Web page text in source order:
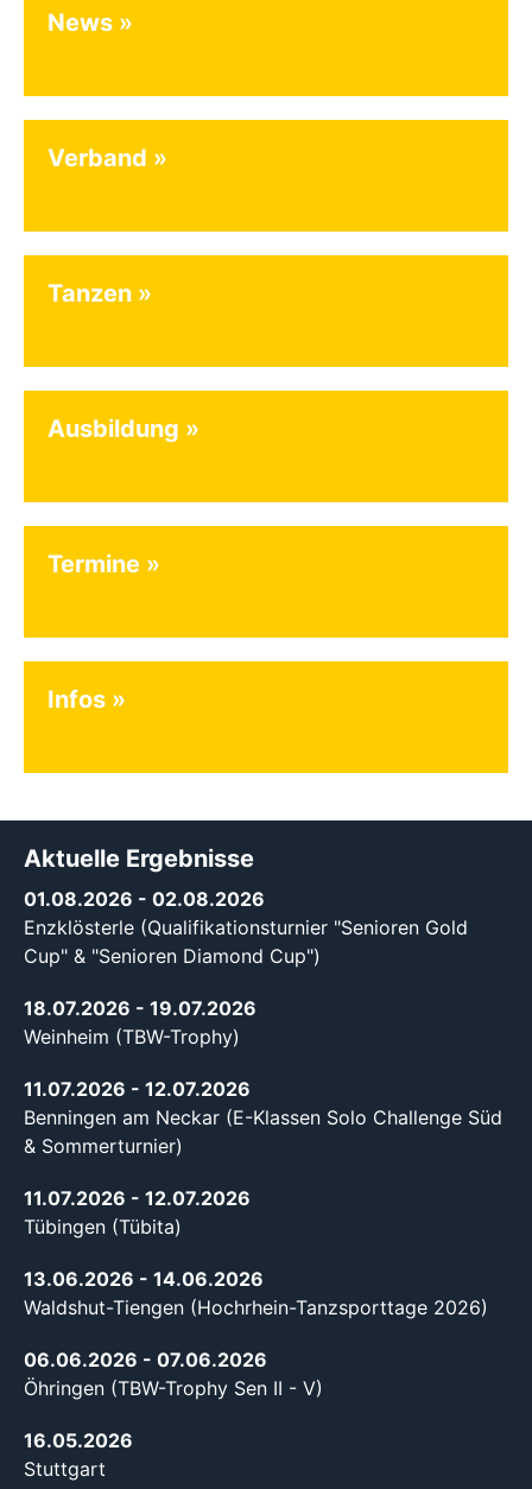
News
Verband
Tanzen
Ausbildung
Termine
Infos
Aktuelle Ergebnisse
01.08.2026 - 02.08.2026
Enzklösterle (Qualifikationsturnier "Senioren Gold
Cup" & "Senioren Diamond Cup")
18.07.2026 - 19.07.2026
Weinheim (TBW-Trophy)
11.07.2026 - 12.07.2026
Benningen am Neckar (E-Klassen Solo Challenge Süd
& Sommerturnier)
11.07.2026 - 12.07.2026
Tübingen (Tübita)
13.06.2026 - 14.06.2026
Waldshut-Tiengen (Hochrhein-Tanzsporttage 2026)
06.06.2026 - 07.06.2026
Öhringen (TBW-Trophy Sen II - V)
16.05.2026
Stuttgart